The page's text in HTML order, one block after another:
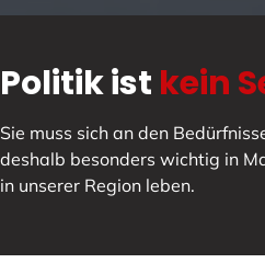
Politik ist kein
Sie muss sich an den
deshalb besonders wichtig in
in unserer Region leben.